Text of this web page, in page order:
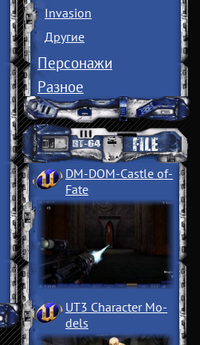
Invasion
Другие
Персонажи
Разное
DM-DOM-Castle of­
Fate
UT3 Character Mo­
dels